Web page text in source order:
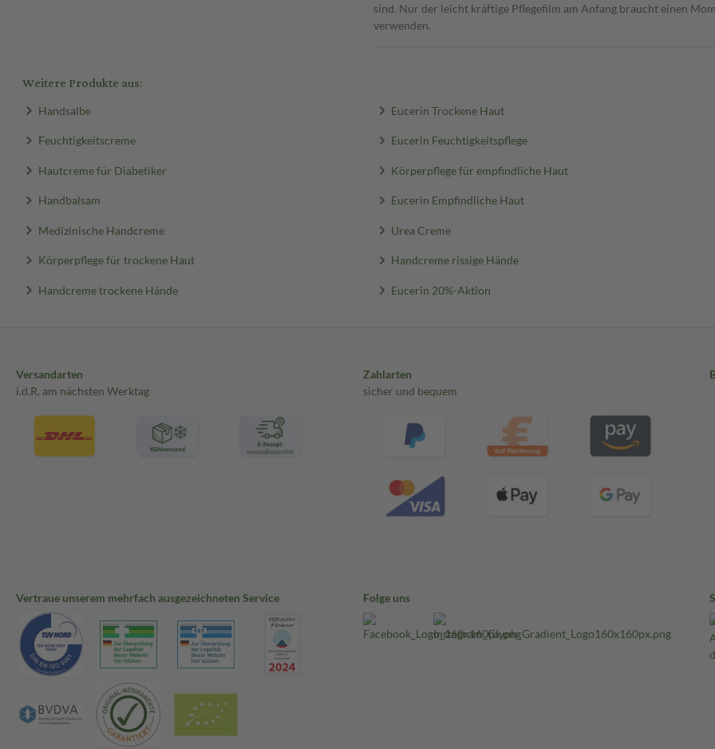
sind. Nur der leicht kräftige Pflegefilm am Anfang braucht einen
verwenden.
Weitere Produkte aus:
Handsalbe Eucerin Trockene Haut
Feuchtigkeitscreme Eucerin Feuchtigkeitspflege
Hautcreme für Diabetiker Körperpflege für empfindliche Haut
Handbalsam Eucerin Empfindliche Haut
Medizinische Handcreme Urea Creme
Körperpflege für trockene Haut Handcreme rissige Hände
Handcreme trockene Hände Eucerin 20%-Aktion
Versandarten
i.d.R. am nächsten Werktag
Zahlarten
sicher und bequem
Vertraue unserem mehrfach ausgezeichneten Service Folge uns